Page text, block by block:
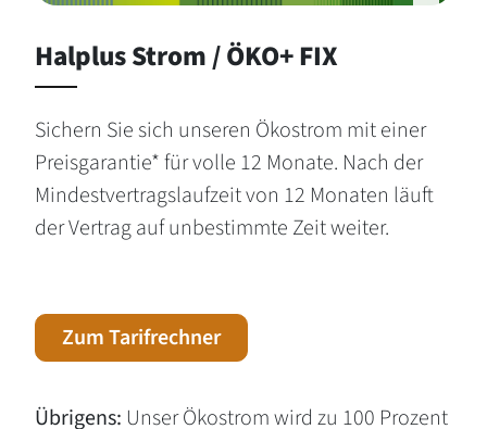
Halplus Strom / ÖKO+ FIX
Sichern Sie sich unseren Ökostrom mit einer
Preisgarantie* für volle 12 Monate. Nach der
Mindestvertragslaufzeit von 12 Monaten läuft
der Vertrag auf unbestimmte Zeit weiter.
Zum Tarifrechner
Übrigens: Unser Ökostrom wird zu 100 Prozent